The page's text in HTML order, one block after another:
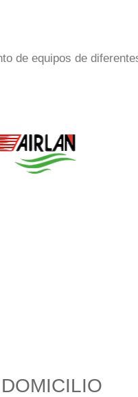
de equipos de